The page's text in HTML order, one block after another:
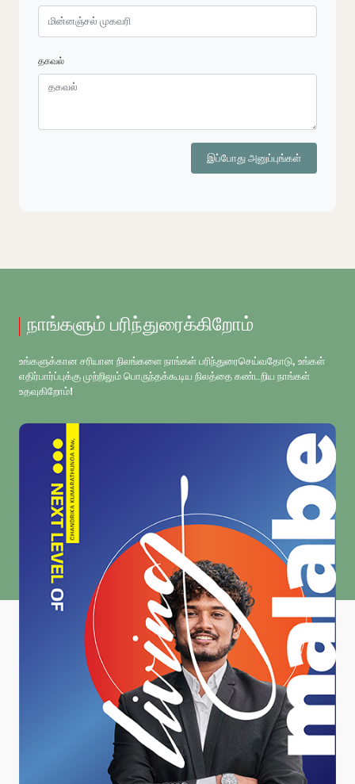
தகவல்
இப்போது அனுப்புங்கள்
நாங்களும் பரிந்துரைக்கிறோம்
உங்களுக்கான சரியான நிலங்களை நாங்கள் பரிந்துரைசெய்வதோடு, உங்கள்
எதிர்பார்ப்புக்கு முற்றிலும் பொருந்தக்கூடிய நிலத்தை கண்டறிய நாங்கள்
உதவுகிறோம்!